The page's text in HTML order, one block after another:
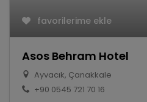
favorilerime ekle
Asos Behram Hotel
Ayvacık, Çanakkale
+90 0545 721 70 16